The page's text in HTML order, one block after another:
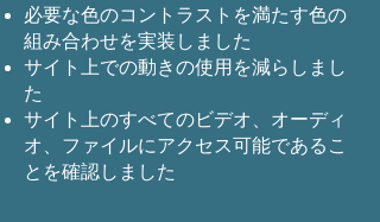
必要な色のコントラストを満たす色の
組み合わせを実装しました
サイト上での動きの使用を減らしまし
た
サイト上のすべてのビデオ、オーディ
オ、ファイルにアクセス可能であるこ
とを確認しました